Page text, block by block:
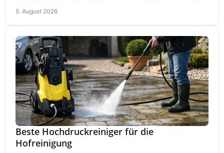
5. August 2026
Beste Hochdruckreiniger für die
Hofreinigung